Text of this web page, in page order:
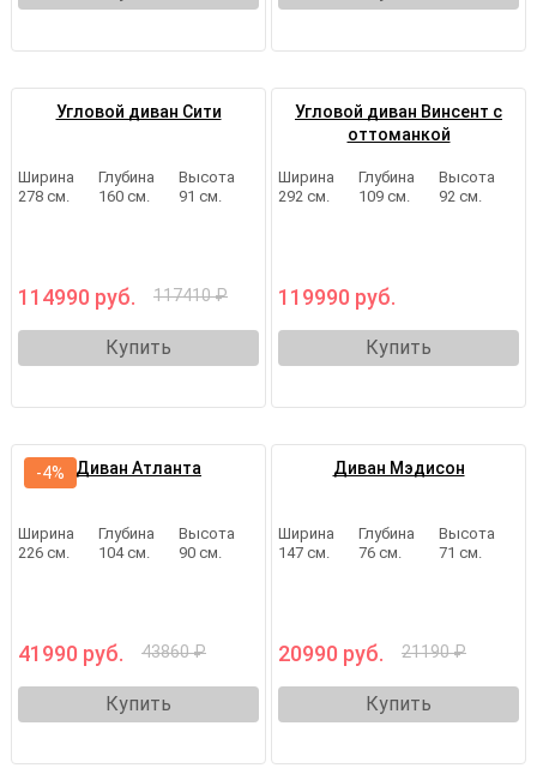
Угловой диван Сити
Ширина
278 см.
Глубина
160 см.
Высота
91 см.
114990 руб. 117410 ₽
Купить
Угловой диван Винсент с
оттоманкой
Ширина
292 см.
Глубина
109 см.
Высота
92 см.
119990 руб.
Купить
Диван Атланта
Ширина
226 см.
Глубина
104 см.
Высота
90 см.
41990 руб. 43860 ₽
Купить
-4% Диван Мэдисон
Ширина
147 см.
Глубина
76 см.
Высота
71 см.
20990 руб. 21190 ₽
Купить